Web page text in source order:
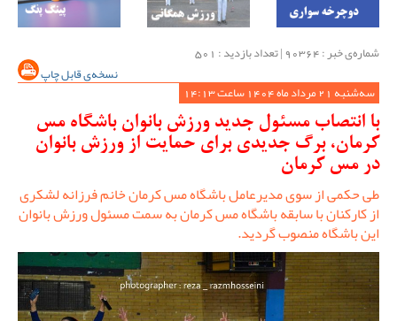
شماره‌ی خبر : ‌90364 | تعداد بازدید : 501
نسخه‌ی قابل چاپ
سه‌شنبه 21 مرداد ماه 1404 ساعت 14:13
با انتصاب مسئول جدید ورزش بانوان باشگاه مس
کرمان، برگ جدیدی برای حمایت از ورزش بانوان
در مس کرمان
طی حکمی از سوی مدیرعامل باشگاه مس کرمان خانم فرزانه لشکری
از کارکنان با سابقه باشگاه مس کرمان به سمت مسئول ورزش بانوان
این باشگاه منصوب گردید.